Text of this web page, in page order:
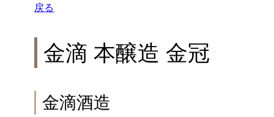
戻る
金滴 本醸造 金冠
金滴酒造